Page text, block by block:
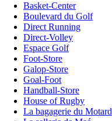
Basket-Center
Boulevard du Golf
Direct Running
Direct-Volley
Espace Golf
Foot-Store
Galop-Store
Goal-Foot
Handball-Store
House of Rugby
La bagagerie du Motard